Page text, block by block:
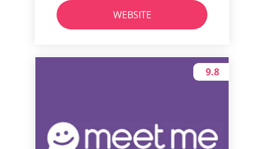
WEBSITE
9.8